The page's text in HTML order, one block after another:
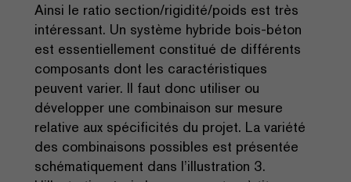
Ainsi le ratio section/rigidité/poids est très
intéressant. Un système hybride bois-béton
est essentiellement constitué de différents
composants dont les caractéristiques
peuvent varier. Il faut donc utiliser ou
développer une combinaison sur mesure
relative aux spécificités du projet. La variété
des combinaisons possibles est présentée
schématiquement dans l’illustration 3.